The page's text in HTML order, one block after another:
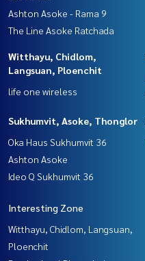
Ashton Asoke - Rama 9
The Line Asoke Ratchada
Witthayu, Chidlom,
Langsuan, Ploenchit
life one wireless
Sukhumvit, Asoke, Thonglor
Oka Haus Sukhumvit 36
Ashton Asoke
Ideo Q Sukhumvit 36
Interesting Zone
Witthayu, Chidlom, Langsuan,
Ploenchit